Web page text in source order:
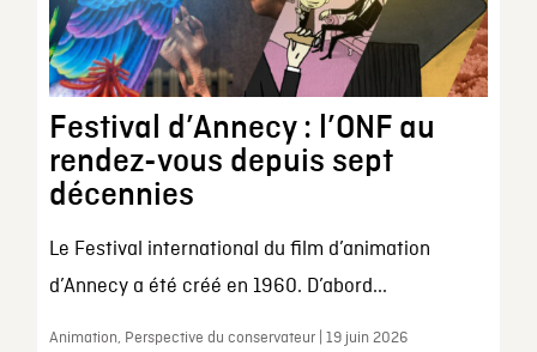
Festival d’Annecy : l’ONF au
rendez-vous depuis sept
décennies
Le Festival international du film d’animation
d’Annecy a été créé en 1960. D’abord...
Animation, Perspective du conservateur | 19 juin 2026